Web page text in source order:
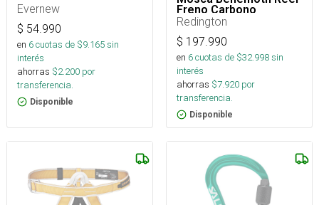
Evernew
$ 54.990
en 6cuotas de $9.165sin
interés
ahorras $2.200 por
transferencia.
Disponible
Freno Carbono
Redington
$ 197.990
en 6cuotas de $32.998sin
interés
ahorras $7.920 por
transferencia.
Disponible